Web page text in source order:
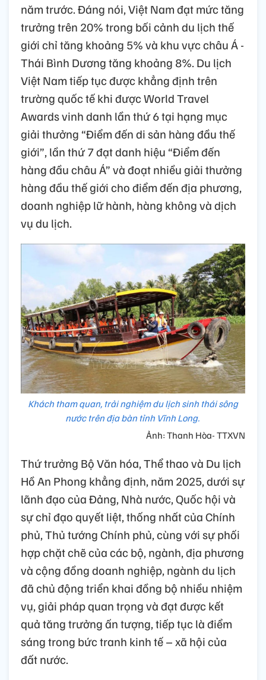
năm trước. Đáng nói, Việt Nam đạt mức tăng
trưởng trên 20% trong bối cảnh du lịch thế
giới chỉ tăng khoảng 5% và khu vực châu Á -
Thái Bình Dương tăng khoảng 8%. Du lịch
Việt Nam tiếp tục được khẳng định trên
trường quốc tế khi được World Travel
Awards vinh danh lần thứ 6 tại hạng mục
giải thưởng “Điểm đến di sản hàng đầu thế
giới”, lần thứ 7 đạt danh hiệu “Điểm đến
hàng đầu châu Á” và đoạt nhiều giải thưởng
hàng đầu thế giới cho điểm đến địa phương,
doanh nghiệp lữ hành, hàng không và dịch
vụ du lịch.
Khách tham quan, trải nghiệm du lịch sinh thái sông
nước trên địa bàn tỉnh Vĩnh Long.
Ảnh: Thanh Hòa- TTXVN
Thứ trưởng Bộ Văn hóa, Thể thao và Du lịch
Hồ An Phong khẳng định, năm 2025, dưới sự
lãnh đạo của Đảng, Nhà nước, Quốc hội và
sự chỉ đạo quyết liệt, thống nhất của Chính
phủ, Thủ tướng Chính phủ, cùng với sự phối
hợp chặt chẽ của các bộ, ngành, địa phương
và cộng đồng doanh nghiệp, ngành du lịch
đã chủ động triển khai đồng bộ nhiều nhiệm
vụ, giải pháp quan trọng và đạt được kết
quả tăng trưởng ấn tượng, tiếp tục là điểm
sáng trong bức tranh kinh tế – xã hội của
đất nước.